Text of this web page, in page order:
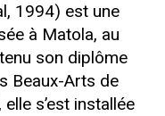
1994) est une
à Matola, au
son diplôme
Beaux-Arts de
s’est installée